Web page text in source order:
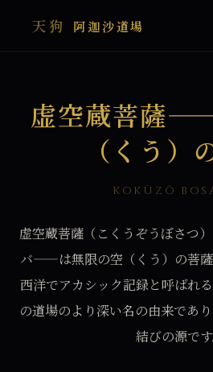
天狗 阿迦沙道場
虚空蔵菩薩
（くう）
KOKŪZŌ
虚空蔵菩薩（こくうぞうぼさつ
バ——は無限の空（くう）の菩薩
西洋でアカシック記録と呼ばれ
の道場のより深い名の由来であ
結びの源です